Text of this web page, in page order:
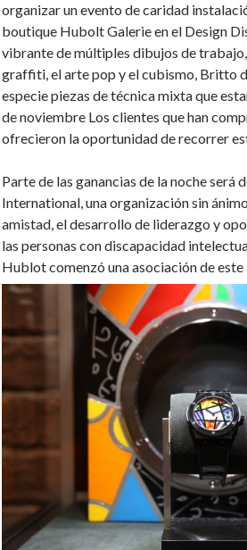
organizar un evento de caridad
boutique Hubolt Galerie en el Design
vibrante de múltiples dibujos de
graffiti, el arte pop y el cubismo, Britto
especie piezas de técnica mixta que
de noviembre Los clientes que han
ofrecieron la oportunidad de recorrer
Parte de las ganancias de la noche será
International, una organización sin
amistad, el desarrollo de liderazgo y
las personas con discapacidad
Hublot comenzó una asociación de este